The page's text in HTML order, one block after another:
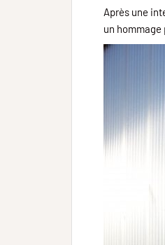
Après une
un